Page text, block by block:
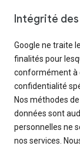
Intégrité
Google ne traite
finalités pour
conformément à
confidentialité
Nos méthodes
données sont
personnelles ne
nos services.